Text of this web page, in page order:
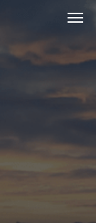
Menu